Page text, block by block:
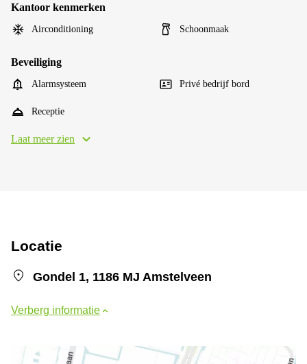
Kantoor kenmerken
Airconditioning Schoonmaak
Beveiliging
Alarmsysteem Privé bedrijf bord
Receptie
Laat meer zien
Locatie
Gondel 1, 1186 MJ Amstelveen
Verberg informatie